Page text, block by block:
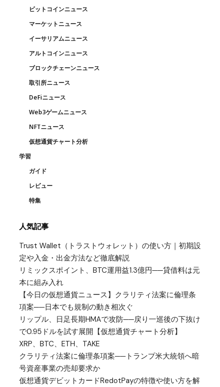
ビットコインニュース
マーケットニュース
イーサリアムニュース
アルトコインニュース
ブロックチェーンニュース
取引所ニュース
DeFiニュース
Web3ゲームニュース
NFTニュース
仮想通貨チャート分析
学習
ガイド
レビュー
特集
人気記事
Trust Wallet（トラストウォレット）の使い方｜初期設
定や入金・出金方法など徹底解説
リミックスポイント、BTC運用益1.3億円──貸借料は元
本に組み入れ
【今日の仮想通貨ニュース】クラリティ法案に倫理条
項案──日本でも規制の動き相次ぐ
リップル、日足長期HMAで攻防──戻り一巡後の下抜け
で0.95ドルを試す展開【仮想通貨チャート分析】
XRP、BTC、ETH、TAKE
クラリティ法案に倫理条項案──トランプ米大統領へ暗
号資産事業の売却要求か
仮想通貨デビットカードRedotPayの特徴や使い方を解